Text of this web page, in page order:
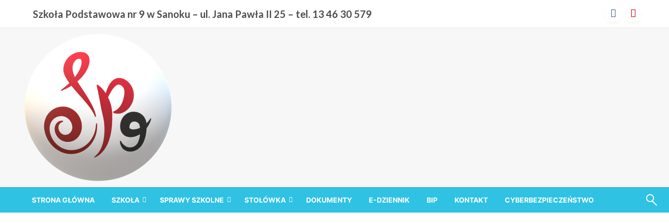
treści
Szkoła Podstawowa nr 9 w Sanoku – ul. Jana Pawła II 25 – tel. 13 46 30 579
Szkoła Podstawowa nr 9 w Sanoku
STRONA GŁÓWNA SZKOŁA SPRAWY SZKOLNE STOŁÓWKA DOKUMENTY E-DZIENNIK BIP KONTAKT CYBERBEZPIECZEŃSTWO